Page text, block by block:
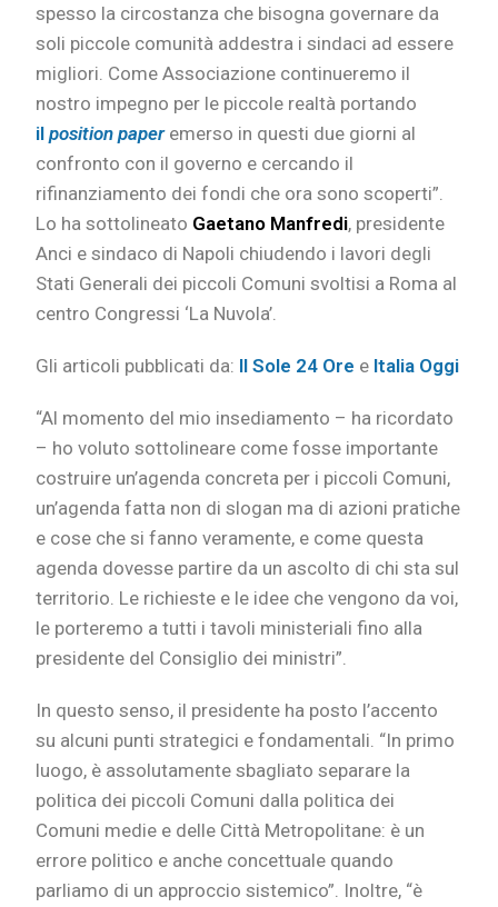
spesso la circostanza che bisogna governare da
soli piccole comunità addestra i sindaci ad essere
migliori. Come Associazione continueremo il
nostro impegno per le piccole realtà portando
ilposition paperemerso in questi due giorni al
confronto con il governo e cercando il
rifinanziamento dei fondi che ora sono scoperti”.
Lo ha sottolineato Gaetano Manfredi, presidente
Anci e sindaco di Napoli chiudendo i lavori degli
Stati Generali dei piccoli Comuni svoltisi a Roma al
centro Congressi ‘La Nuvola’.
Gli articoli pubblicati da: Il Sole 24 Ore e Italia Oggi
“Al momento del mio insediamento – ha ricordato
– ho voluto sottolineare come fosse importante
costruire un’agenda concreta per i piccoli Comuni,
un’agenda fatta non di slogan ma di azioni pratiche
e cose che si fanno veramente, e come questa
agenda dovesse partire da un ascolto di chi sta sul
territorio. Le richieste e le idee che vengono da voi,
le porteremo a tutti i tavoli ministeriali fino alla
presidente del Consiglio dei ministri”.
In questo senso, il presidente ha posto l’accento
su alcuni punti strategici e fondamentali. “In primo
luogo, è assolutamente sbagliato separare la
politica dei piccoli Comuni dalla politica dei
Comuni medie e delle Città Metropolitane: è un
errore politico e anche concettuale quando
parliamo di un approccio sistemico”. Inoltre, “è